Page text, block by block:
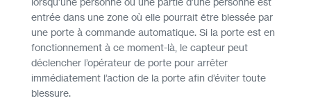
entrée dans une zone où elle pourrait être blessée par
une porte à commande automatique. Si la porte est en
fonctionnement à ce moment-là, le capteur peut
déclencher l’opérateur de porte pour arrêter
immédiatement l’action de la porte afin d’éviter toute
blessure.